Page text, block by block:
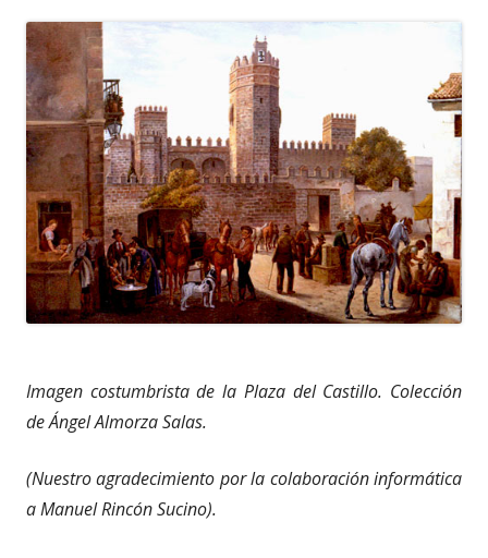
Imagen costumbrista de la Plaza del Castillo. Colección
de Ángel Almorza Salas.
(Nuestro agradecimiento por la colaboración informática
a Manuel Rincón Sucino).